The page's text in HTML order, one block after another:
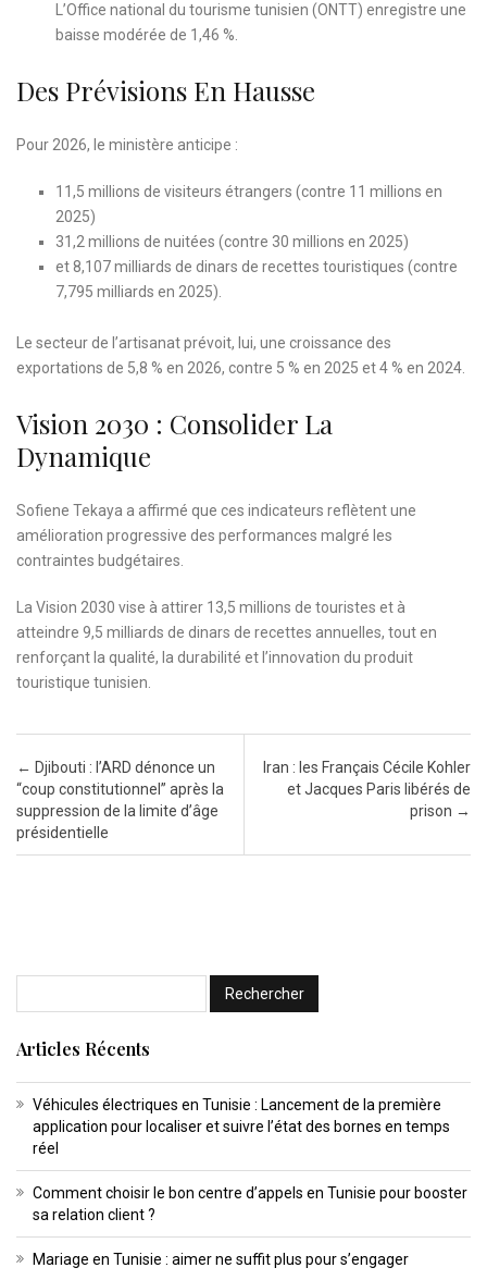
L’Office national du tourisme tunisien (ONTT) enregistre une
baisse modérée de 1,46 %.
Des Prévisions En Hausse
Pour 2026, le ministère anticipe :
11,5 millions de visiteurs étrangers (contre 11 millions en
2025)
31,2 millions de nuitées (contre 30 millions en 2025)
et 8,107 milliards de dinars de recettes touristiques (contre
7,795 milliards en 2025).
Le secteur de l’artisanat prévoit, lui, une croissance des
exportations de 5,8 % en 2026, contre 5 % en 2025 et 4 % en 2024.
Vision 2030 : Consolider La
Dynamique
Sofiene Tekaya a affirmé que ces indicateurs reflètent une
amélioration progressive des performances malgré les
contraintes budgétaires.
La Vision 2030 vise à attirer 13,5 millions de touristes et à
atteindre 9,5 milliards de dinars de recettes annuelles, tout en
renforçant la qualité, la durabilité et l’innovation du produit
touristique tunisien.
Post navigation
← Djibouti : l’ARD dénonce un
“coup constitutionnel” après la
suppression de la limite d’âge
présidentielle
Iran : les Français Cécile Kohler
et Jacques Paris libérés de
prison →
Articles Récents
Véhicules électriques en Tunisie : Lancement de la première
application pour localiser et suivre l’état des bornes en temps
réel
Comment choisir le bon centre d’appels en Tunisie pour booster
sa relation client ?
Mariage en Tunisie : aimer ne suffit plus pour s’engager